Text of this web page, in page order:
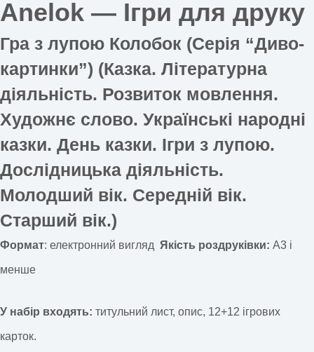
Anelok — Ігри для друку
Гра з лупою Колобок (Серія “Диво-
картинки”) (Казка. Літературна
діяльність. Розвиток мовлення.
Художнє слово. Українські народні
казки. День казки. Ігри з лупою.
Дослідницька діяльність.
Молодший вік. Середній вік.
Старший вік.)
Формат: електронний вигляд Якість роздруківки: А3 і
менше
У набір входять: титульний лист, опис, 12+12 ігрових
карток.